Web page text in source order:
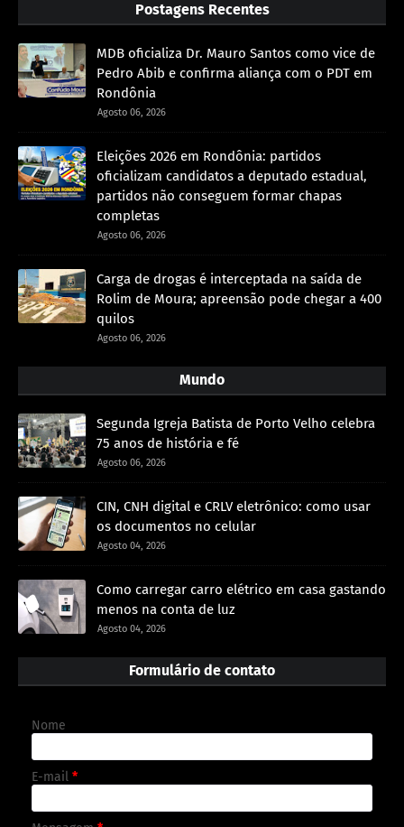
Postagens Recentes
MDB oficializa Dr. Mauro Santos como vice de
Pedro Abib e confirma aliança com o PDT em
Rondônia
Agosto 06, 2026
Eleições 2026 em Rondônia: partidos
oficializam candidatos a deputado estadual,
partidos não conseguem formar chapas
completas
Agosto 06, 2026
Carga de drogas é interceptada na saída de
Rolim de Moura; apreensão pode chegar a 400
quilos
Agosto 06, 2026
Mundo
Segunda Igreja Batista de Porto Velho celebra
75 anos de história e fé
Agosto 06, 2026
CIN, CNH digital e CRLV eletrônico: como usar
os documentos no celular
Agosto 04, 2026
Como carregar carro elétrico em casa gastando
menos na conta de luz
Agosto 04, 2026
Formulário de contato
Nome
E-mail *